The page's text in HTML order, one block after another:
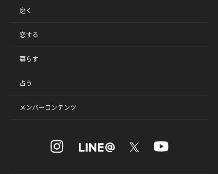
磨く
恋する
暮らす
占う
メンバーコンテンツ